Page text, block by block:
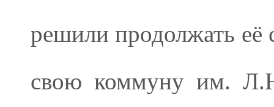
решили продолжать её
свою коммуну им.